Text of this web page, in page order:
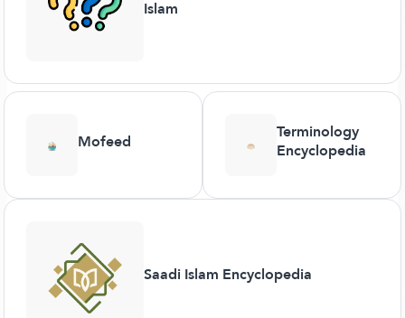
Islam
Mofeed Terminology
Encyclopedia
Saadi Islam Encyclopedia